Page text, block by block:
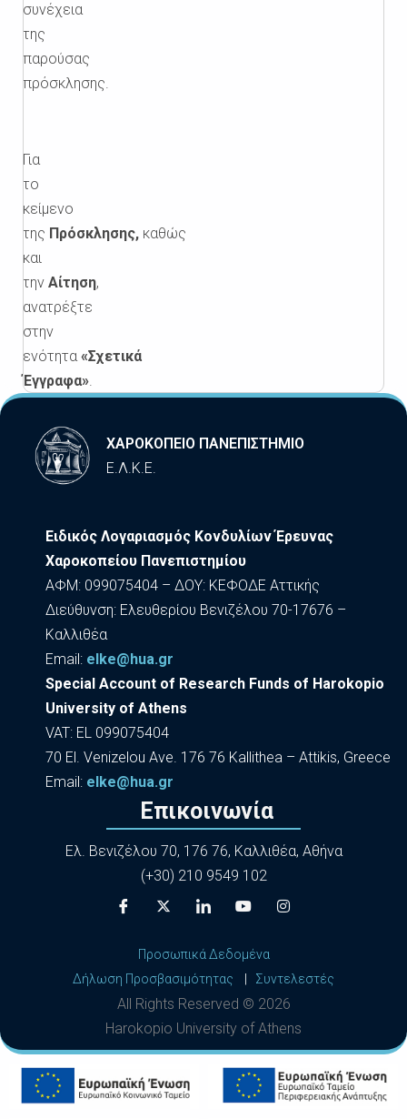
συνέχεια
της
παρούσας
πρόσκλησης.
Για
το
κείμενο
της Πρόσκλησης, καθώς
και
την Αίτηση,
ανατρέξτε
στην
ενότητα«Σχετικά
Έγγραφα».
ΧΑΡΟΚΟΠΕΙΟ ΠΑΝΕΠΙΣΤΗΜΙΟ
Ε.Λ.Κ.Ε.
Ειδικός Λογαριασμός Κονδυλίων Έρευνας
Χαροκοπείου Πανεπιστημίου
ΑΦΜ: 099075404 – ΔΟΥ: ΚΕΦΟΔΕ Αττικής
Διεύθυνση: Ελευθερίου Βενιζέλου 70-17676 –
Καλλιθέα
Εmail: elke@hua.gr
Special Account of Research Funds of Harokopio
University of Athens
VAT: EL 099075404
70 El. Venizelou Ave. 176 76 Kallithea – Attikis, Greece
Εmail: elke@hua.gr
Επικοινωνία
Ελ. Βενιζέλου 70, 176 76, Καλλιθέα, Αθήνα
(+30) 210 9549 102
Προσωπικά Δεδομένα
Δήλωση Προσβασιμότητας
Συντελεστές
All Rights Reserved © 2026
Harokopio University of Athens